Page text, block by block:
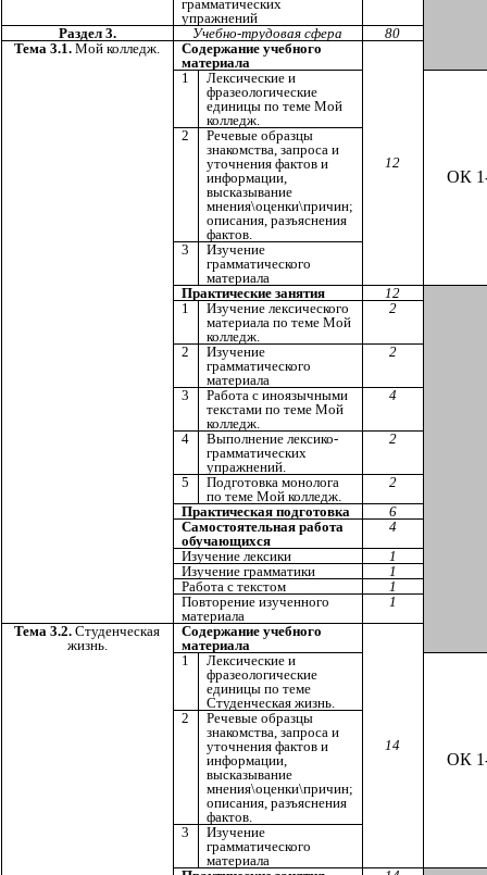
грамматических
упражнений
Раздел 3.
Учебно-трудовая сфера
80
Тема 3.1. Мой колледж.
Содержание учебного
материала
12
1
Лексические и
фразеологические
единицы по теме Мой
колледж.
ОК
2
Речевые образцы
знакомства, запроса и
уточнения фактов и
информации,
высказывание
мнения\оценки\причин;
описания, разъяснения
фактов.
3
Изучение
грамматического
материала
Практические занятия
12
1
Изучение лексического
материала по теме Мой
колледж.
2
2
Изучение
грамматического
материала
2
3
Работа с иноязычными
текстами по теме Мой
колледж.
4
4
Выполнение лексико-
грамматических
упражнений.
2
5
Подготовка монолога
по теме Мой колледж.
2
Практическая подготовка
6
Самостоятельная работа
обучающихся
4
Изучение лексики
1
Изучение грамматики
1
Работа с текстом
1
Повторение изученного
материала
1
Тема 3.2. Студенческая
жизнь.
Содержание учебного
материала
14
1
Лексические и
фразеологические
единицы по теме
Студенческая жизнь.
ОК
2
Речевые образцы
знакомства, запроса и
уточнения фактов и
информации,
высказывание
мнения\оценки\причин;
описания, разъяснения
фактов.
3
Изучение
грамматического
материала